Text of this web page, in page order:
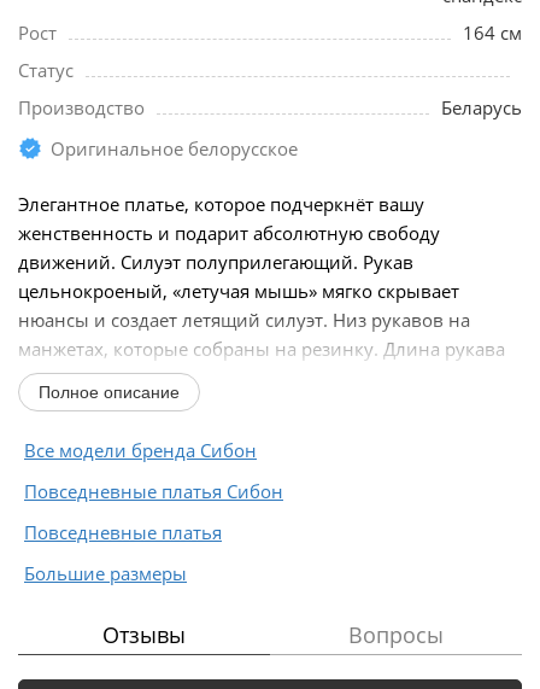
Рост
164 см
Статус
Производство
Беларусь
Оригинальное белорусское
Элегантное платье, которое подчеркнёт вашу
женственность и подарит абсолютную свободу
движений. Силуэт полуприлегающий. Рукав
цельнокроеный, «летучая мышь» мягко скрывает
нюансы и создает летящий силуэт. Низ рукавов на
манжетах, которые собраны на резинку. Длина рукава
от горловины...
Полное описание
Все модели бренда Сибон
Повседневные платья Сибон
Повседневные платья
Большие размеры
Отзывы Вопросы